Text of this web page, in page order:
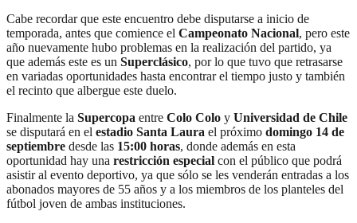
Cabe recordar que este encuentro debe disputarse a inicio de
temporada, antes que comience el Campeonato Nacional, pero este
año nuevamente hubo problemas en la realización del partido, ya
que además este es un Superclásico, por lo que tuvo que retrasarse
en variadas oportunidades hasta encontrar el tiempo justo y también
el recinto que albergue este duelo.
Finalmente la Supercopa entre Colo Colo y Universidad de Chile
se disputará en el estadio Santa Laura el próximo domingo 14 de
septiembre desde las 15:00 horas, donde además en esta
oportunidad hay una restricción especial con el público que podrá
asistir al evento deportivo, ya que sólo se les venderán entradas a los
abonados mayores de 55 años y a los miembros de los planteles del
fútbol joven de ambas instituciones.